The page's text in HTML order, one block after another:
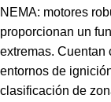
NEMA: motores
proporcionan un
extremas. Cuentan
entornos de
clasificación de